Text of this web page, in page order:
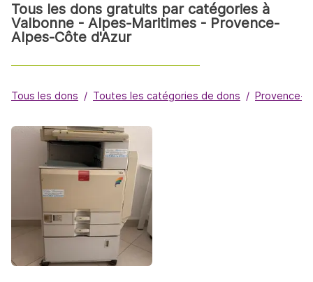
Tous les dons gratuits par catégories à
Valbonne - Alpes-Maritimes - Provence-
Alpes-Côte d'Azur
Tous les dons Toutes les catégories de dons Provence-